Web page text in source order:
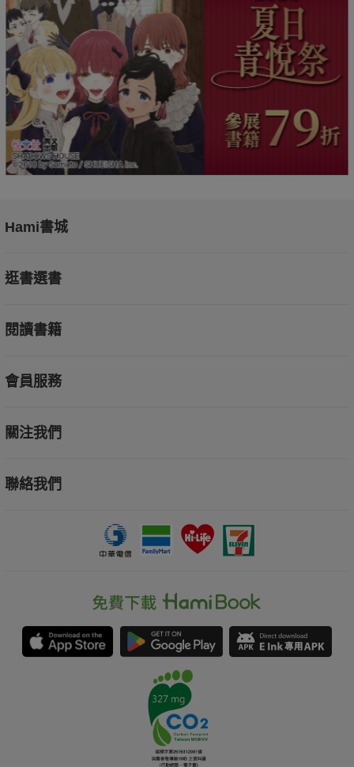
Hami書城
逛書選書
閱讀書籍
會員服務
關注我們
聯絡我們